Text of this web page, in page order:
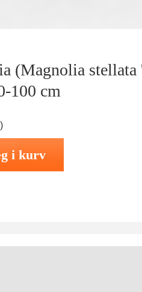
(Magnolia
100 cm
i kurv